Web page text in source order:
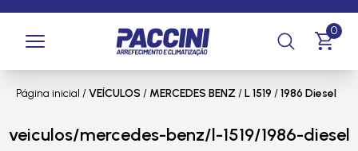
0
Página inicial /VEÍCULOS / MERCEDES BENZ /L 1519/1986 Diesel
veiculos/mercedes-benz/l-1519/1986-diesel